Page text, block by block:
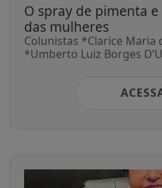
O spray de pimenta
das mulheres
Colunistas *Clarice Maria
*Umberto Luiz Borges